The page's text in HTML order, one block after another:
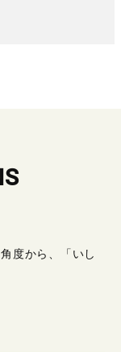
度から、「いし